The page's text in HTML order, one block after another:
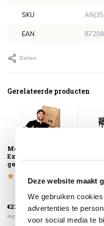
Deze website maakt
We gebruiken
advertenties te
voor social media te
SKU
EAN
Delen
Gerelateerde producten
Montagelevering -
Extra gemak &
geen afval
€225,00
Incl. btw Incl. btw